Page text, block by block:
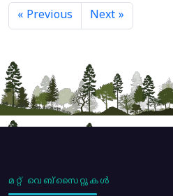
« Previous Next »
മറ്റ് വെബ്സൈറ്റുകൾ